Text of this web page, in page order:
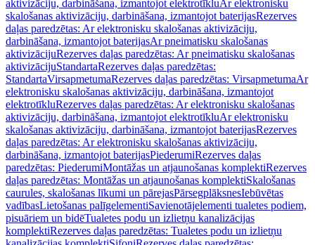
aktivizāciju, darbināšana, izmantojot elektrotīkluAr elektronisku
skalošanas aktivizāciju, darbināšana, izmantojot baterijasRezerves
daļas paredzētas: Ar elektronisku skalošanas aktivizāciju,
darbināšana, izmantojot baterijasAr pneimatisku skalošanas
aktivizācijuRezerves daļas paredzētas: Ar pneimatisku skalošanas
aktivizācijuStandartaRezerves daļas paredzētas:
StandartaVirsapmetumaRezerves daļas paredzētas: VirsapmetumaAr
elektronisku skalošanas aktivizāciju, darbināšana, izmantojot
elektrotīkluRezerves daļas paredzētas: Ar elektronisku skalošanas
aktivizāciju, darbināšana, izmantojot elektrotīkluAr elektronisku
skalošanas aktivizāciju, darbināšana, izmantojot baterijasRezerves
daļas paredzētas: Ar elektronisku skalošanas aktivizāciju,
darbināšana, izmantojot baterijasPiederumiRezerves daļas
paredzētas: PiederumiMontāžas un atjaunošanas komplektiRezerves
daļas paredzētas: Montāžas un atjaunošanas komplektiSkalošanas
caurules, skalošanas līkumi un pārejasPārsegplāksnesIebūvētas
vadībasLietošanas palīgelementiSavienotājelementi tualetes podiem,
pisuāriem un bidēTualetes podu un izlietņu kanalizācijas
komplektiRezerves daļas paredzētas: Tualetes podu un izlietņu